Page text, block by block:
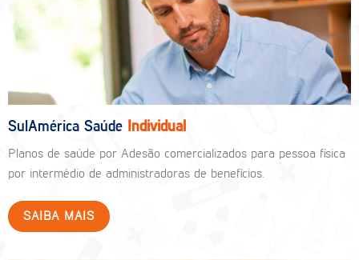
SulAmérica Saúde Individual
Planos de saúde por Adesão comercializados para pessoa física
por intermédio de administradoras de benefícios.
SAIBA MAIS